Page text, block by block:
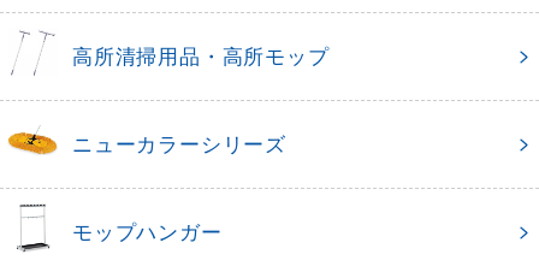
高所清掃用品・高所モップ
ニューカラーシリーズ
モップハンガー